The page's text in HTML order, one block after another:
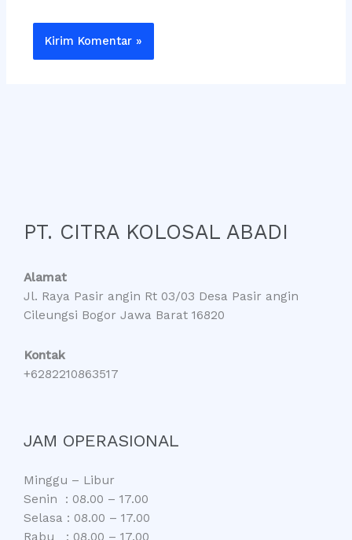
PT. CITRA KOLOSAL ABADI
Alamat
Jl. Raya Pasir angin Rt 03/03 Desa Pasir angin
Cileungsi Bogor Jawa Barat 16820
Kontak
+6282210863517
JAM OPERASIONAL
Minggu – Libur
Senin : 08.00 – 17.00
Selasa : 08.00 – 17.00
Rabu : 08.00 – 17.00